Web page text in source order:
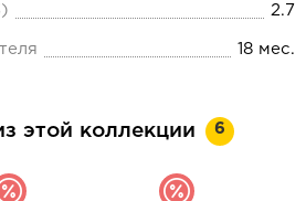
2.7
18 мес.
этой коллекции 6